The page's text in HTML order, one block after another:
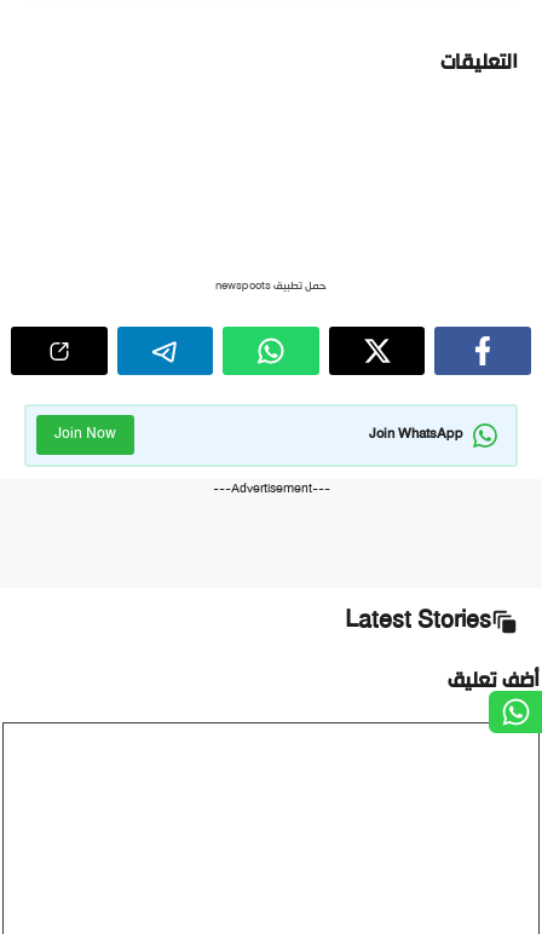
التعليقات
حمل تطبيق newspoots
Join WhatsApp
Join Now
---Advertisement---
Latest Stories
تعليق